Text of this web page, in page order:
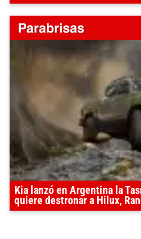
Kia lanzó en Argentina la
quiere destronar a Hilux,